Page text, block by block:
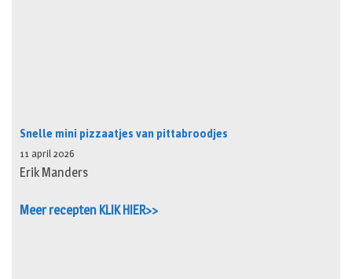
Snelle mini pizzaatjes van pittabroodjes
11 april 2026
Erik Manders
Meer recepten KLIK HIER>>